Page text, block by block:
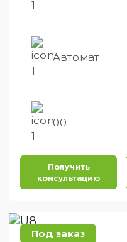
Автомат
00
Получить
консультацию
Под заказ